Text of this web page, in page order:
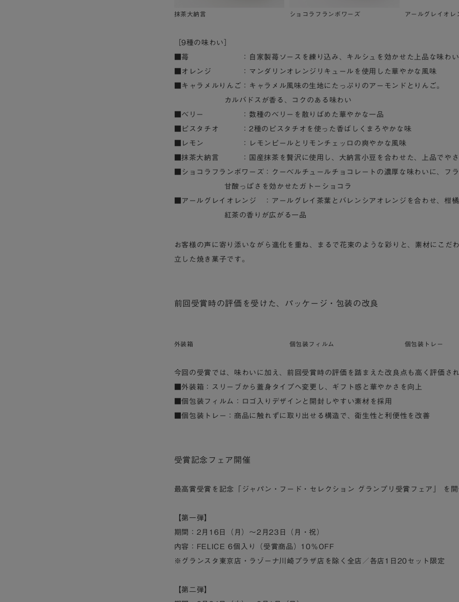
抹茶大納言 ショコラフランボワーズ アールグレイオレ
［9種の味わい］
■苺 ：自家製苺ソースを練り込み、キルシュを効かせた上品な味わい
■オレンジ ：マンダリンオレンジリキュールを使用した華やかな風味
■キャラメルりんご：キャラメル風味の生地にたっぷりのアーモンドとりんご。
カルバドスが香る、コクのある味わい
■ベリー ：数種のベリーを散りばめた華やかな一品
■ピスタチオ ：2種のピスタチオを使った香ばしくまろやかな味
■レモン ：レモンピールとリモンチェッロの爽やかな風味
■抹茶大納言 ：国産抹茶を贅沢に使用し、大納言小豆を合わせた、上品でやさ
■ショコラフランボワーズ：クーベルチュールチョコレートの濃厚な味わいに、フ
甘酸っぱさを効かせたガトーショコラ
■アールグレイオレンジ ：アールグレイ茶葉とバレンシアオレンジを合わせ、柑
紅茶の香りが広がる一品
お客様の声に寄り添いながら進化を重ね、まるで花束のような彩りと、素材にこだ
立した焼き菓子です。
前回受賞時の評価を受けた、パッケージ・包装の改良
外装箱 個包装フィルム 個包装トレー
今回の受賞では、味わいに加え、前回受賞時の評価を踏まえた改良点も高く評価さ
■外装箱：スリーブから蓋身タイプへ変更し、ギフト感と華やかさを向上
■個包装フィルム：ロゴ入りデザインと開封しやすい素材を採用
■個包装トレー：商品に触れずに取り出せる構造で、衛生性と利便性を改善
受賞記念フェア開催
最高賞受賞を記念「ジャパン・フード・セレクション グランプリ受賞フェア」 を
【第一弾】
期間：2月16日（月）～2月23日（月・祝）
内容：FELICE 6個入り（受賞商品）10％OFF
※グランスタ東京店・ラゾーナ川崎プラザ店を除く全店／各店1日20セット限定
【第二弾】